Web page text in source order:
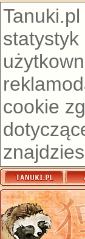
cookie